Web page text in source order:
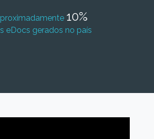
10%
eDocs gerados no país